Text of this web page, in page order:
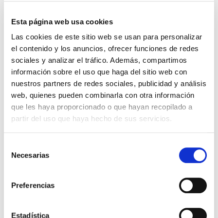
Esta página web usa cookies
Las cookies de este sitio web se usan para personalizar
el contenido y los anuncios, ofrecer funciones de redes
sociales y analizar el tráfico. Además, compartimos
información sobre el uso que haga del sitio web con
nuestros partners de redes sociales, publicidad y análisis
web, quienes pueden combinarla con otra información
que les haya proporcionado o que hayan recopilado a
partir del uso que haya hecho de sus servicios.
Necesarias
Preferencias
Estadística
informarme sobre la
donación en Granada?
Aunque Easydona no es una clínica, sí es una web
que teinforma sobre el proceso de donación de
semen en Granada, los pasos, requisitos y centros
colaboradores. Si estás interesado en comenzar el
compromiso.
Leer más
Eyaculación Retardada: ¿Qué es y